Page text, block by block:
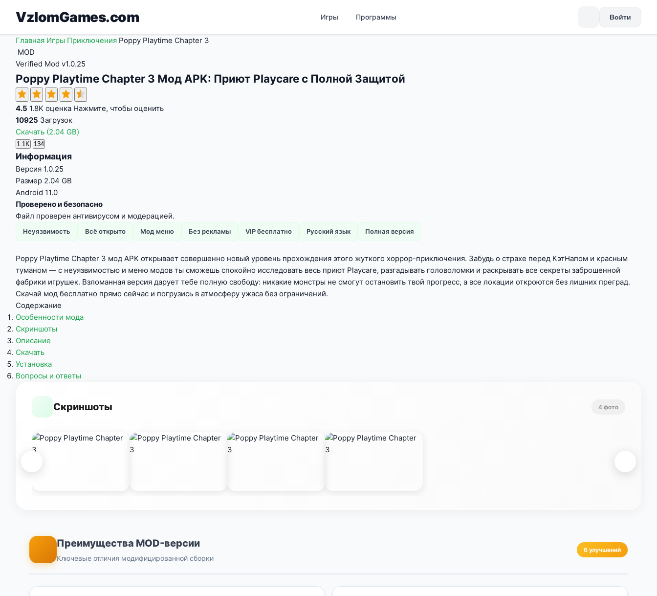
VzlomGames.com Игры Программы Войти
Главная Игры Приключения Poppy Playtime Chapter 3
MOD
Verified Mod v1.0.25
Poppy Playtime Chapter 3 Мод APK: Приют Playcare с Полной Защитой
4.5 1.8K оценка Нажмите, чтобы оценить
10925 Загрузок
Скачать (2.04 GB)
1.1K 134
Информация
Версия 1.0.25
Размер 2.04 GB
Android 11.0
Проверено и безопасно
Файл проверен антивирусом и модерацией.
Неуязвимость Всё открыто Мод меню Без рекламы VIP бесплатно Русский язык Полная версия
Poppy Playtime Chapter 3 мод APK открывает совершенно новый уровень прохождения этого жуткого хоррор-приключения. Забудь о страхе перед КэтНапом и красным
туманом — с неуязвимостью и меню модов ты сможешь спокойно исследовать весь приют Playcare, разгадывать головоломки и раскрывать все секреты заброшенной
фабрики игрушек. Взломанная версия дарует тебе полную свободу: никакие монстры не смогут остановить твой прогресс, а все локации откроются без лишних преград.
Скачай мод бесплатно прямо сейчас и погрузись в атмосферу ужаса без ограничений.
Содержание
Особенности мода
Скриншоты
Описание
Скачать
Установка
Вопросы и ответы
Скриншоты 4 фото
Преимущества MOD-версии
Ключевые отличия модифицированной сборки
6 улучшений